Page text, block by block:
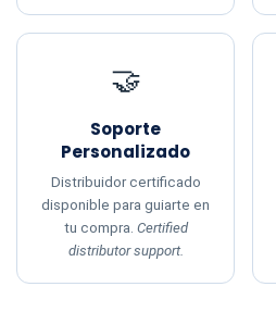
🤝
Soporte
Personalizado
Distribuidor certificado
disponible para guiarte en
tu compra. Certified
distributor support.